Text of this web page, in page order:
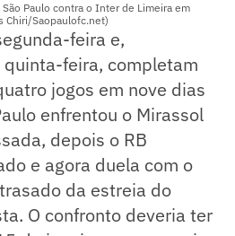
Paulo contra o Inter de Limeira em
Chiri/Saopaulofc.net)
feira e,
feira, completam
jogos em nove dias
enfrentou o Mirassol
depois o RB
e agora duela com o
da estreia do
O confronto deveria ter